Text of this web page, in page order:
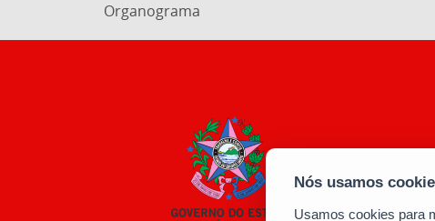
Organograma
Usamos cookies para